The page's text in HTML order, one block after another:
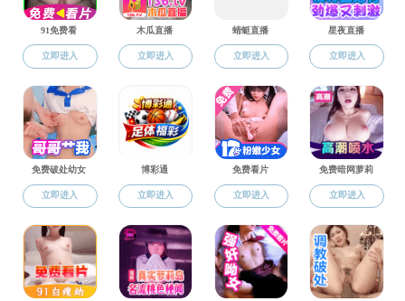
学生工作
学工动态
规章制度
黄色片 学生
关于王嘉豫